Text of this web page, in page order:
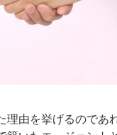
理由を挙げるのであ